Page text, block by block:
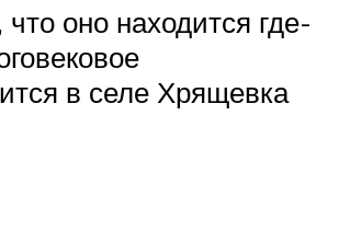
оно находится где-
в селе Хрящевка